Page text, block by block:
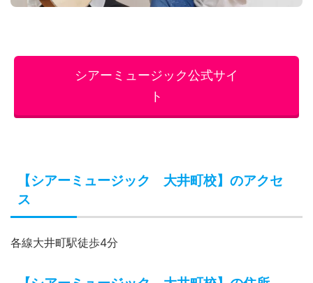
シアーミュージック公式サイ
ト
【シアーミュージック 大井町校】のアクセ
ス
各線大井町駅徒歩4分